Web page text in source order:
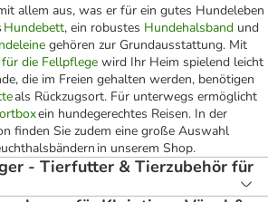
allem aus, was er für ein gutes Hundeleben
Hundebett, ein robustes Hundehalsband und
gehören zur Grundausstattung. Mit
die Fellpflege wird Ihr Heim spielend leicht
die im Freien gehalten werden, benötigen
als Rückzugsort. Für unterwegs ermöglicht
ein hundegerechtes Reisen. In der
finden Sie zudem eine große Auswahl
in unserem Shop.
- Tierfutter & Tierzubehör für